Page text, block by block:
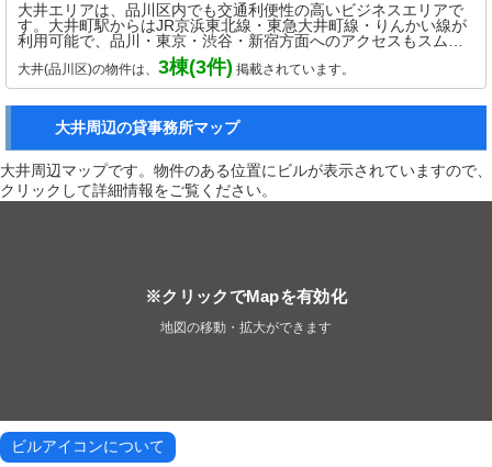
大井エリアは、品川区内でも交通利便性の高いビジネスエリアで
す。大井町駅からはJR京浜東北線・東急大井町線・りんかい線が
利用可能で、品川・東京・渋谷・新宿方面へのアクセスもスムー
ズです。周辺には商業施設「アトレ大井町」や「阪急大井町ガー
デン」などがあり、飲食店やカフェ、銀行、コンビニも充実。
日々の業務に必要な施設が揃っており、働きやすい環境が整って
います。交通アクセスの良さと利便性から、IT企業や士業オフィ
ス、少人数の事務所まで幅広い業種に支持されています。落ち着
いた街並みで快適に業務を行えるエリアです。
大井(品川区)の物件は、 3棟(3件) 掲載されています。
大井周辺の貸事務所マップ
大井周辺マップです。物件のある位置にビルが表示されていますので、
クリックして詳細情報をご覧ください。
※クリックでMapを有効化
地図の移動・拡大ができます
ビルアイコンについて